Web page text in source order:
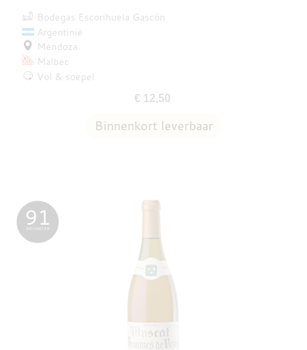
Bodegas Escorihuela Gascón
Argentinië
Mendoza
Malbec
Vol & soepel
€ 12,50
91
DECANTER